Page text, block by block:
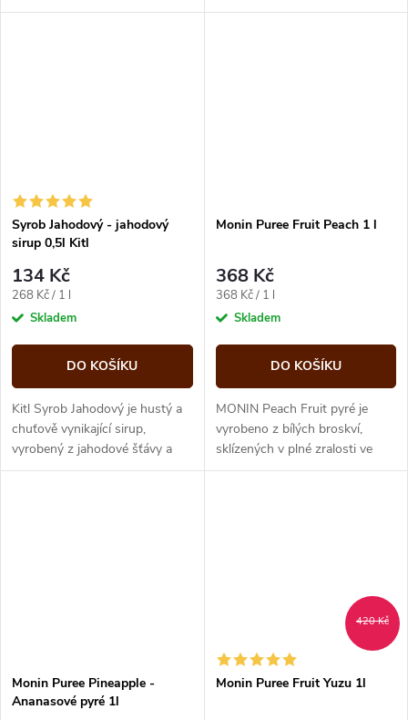
nebo návštěvě Mojito je nyní
Obsahuje vysoký podíl ovocné
Syrob Jahodový - jahodový
sirup 0,5l Kitl
134 Kč
Měrná
cena:
268 Kč / 1 l
Skladem
DO KOŠÍKU
Kitl Syrob Jahodový je hustý a
chuťově vynikající sirup,
vyrobený z jahodové šťávy a
jahodové dužniny. Obsahuje
Monin Puree Fruit Peach 1 l
368 Kč
Měrná
cena:
368 Kč / 1 l
Skladem
DO KOŠÍKU
MONIN Peach Fruit pyré je
vyrobeno z bílých broskví,
sklízených v plné zralosti ve
středomoří. Z Vašeho Bellini
Monin Puree Pineapple -
Ananasové pyré 1l
420 Kč
Monin Puree Fruit Yuzu 1l